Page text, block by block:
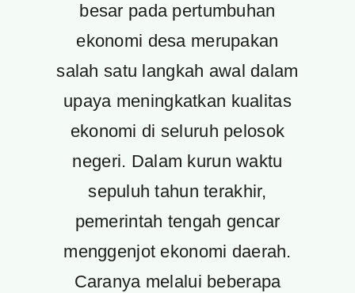
besar pada pertumbuhan
ekonomi desa merupakan
salah satu langkah awal dalam
upaya meningkatkan kualitas
ekonomi di seluruh pelosok
negeri. Dalam kurun waktu
sepuluh tahun terakhir,
pemerintah tengah gencar
menggenjot ekonomi daerah.
Caranya melalui beberapa